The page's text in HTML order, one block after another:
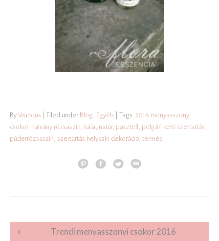
By Wandus | Filed under Blog Egyéb | Tags: 2016 menyasszonyi
csokor, halvány rózsaszín kála natúr, pasztell polgári kerti szertartás
púderrózsaszín szertartás helyszín dekoráció termés
Post navigation
Trendi menyasszonyi csokor 2016